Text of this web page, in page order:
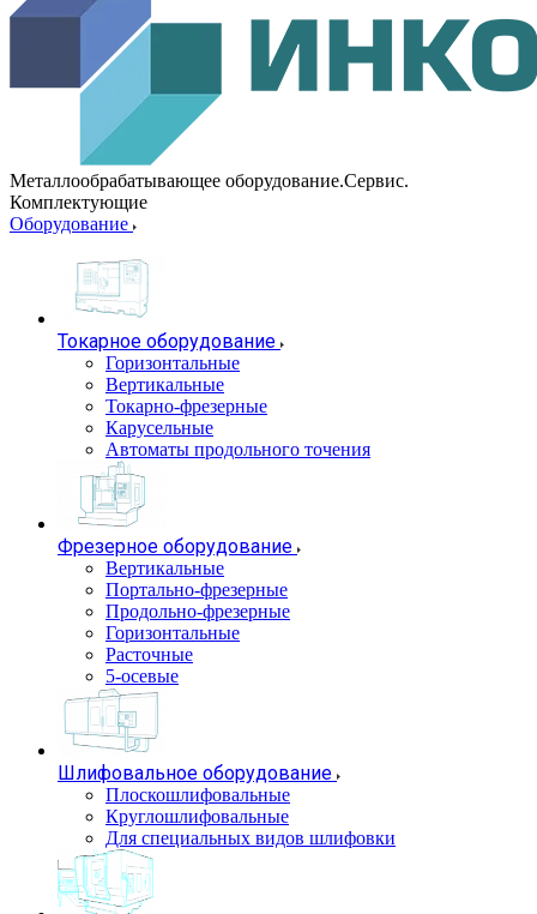
Металлообрабатывающее оборудование.Сервис.
Комплектующие
Оборудование
Токарное оборудование
Горизонтальные
Вертикальные
Токарно-фрезерные
Карусельные
Автоматы продольного точения
Фрезерное оборудование
Вертикальные
Портально-фрезерные
Продольно-фрезерные
Горизонтальные
Расточные
5-осевые
Шлифовальное оборудование
Плоскошлифовальные
Круглошлифовальные
Для специальных видов шлифовки